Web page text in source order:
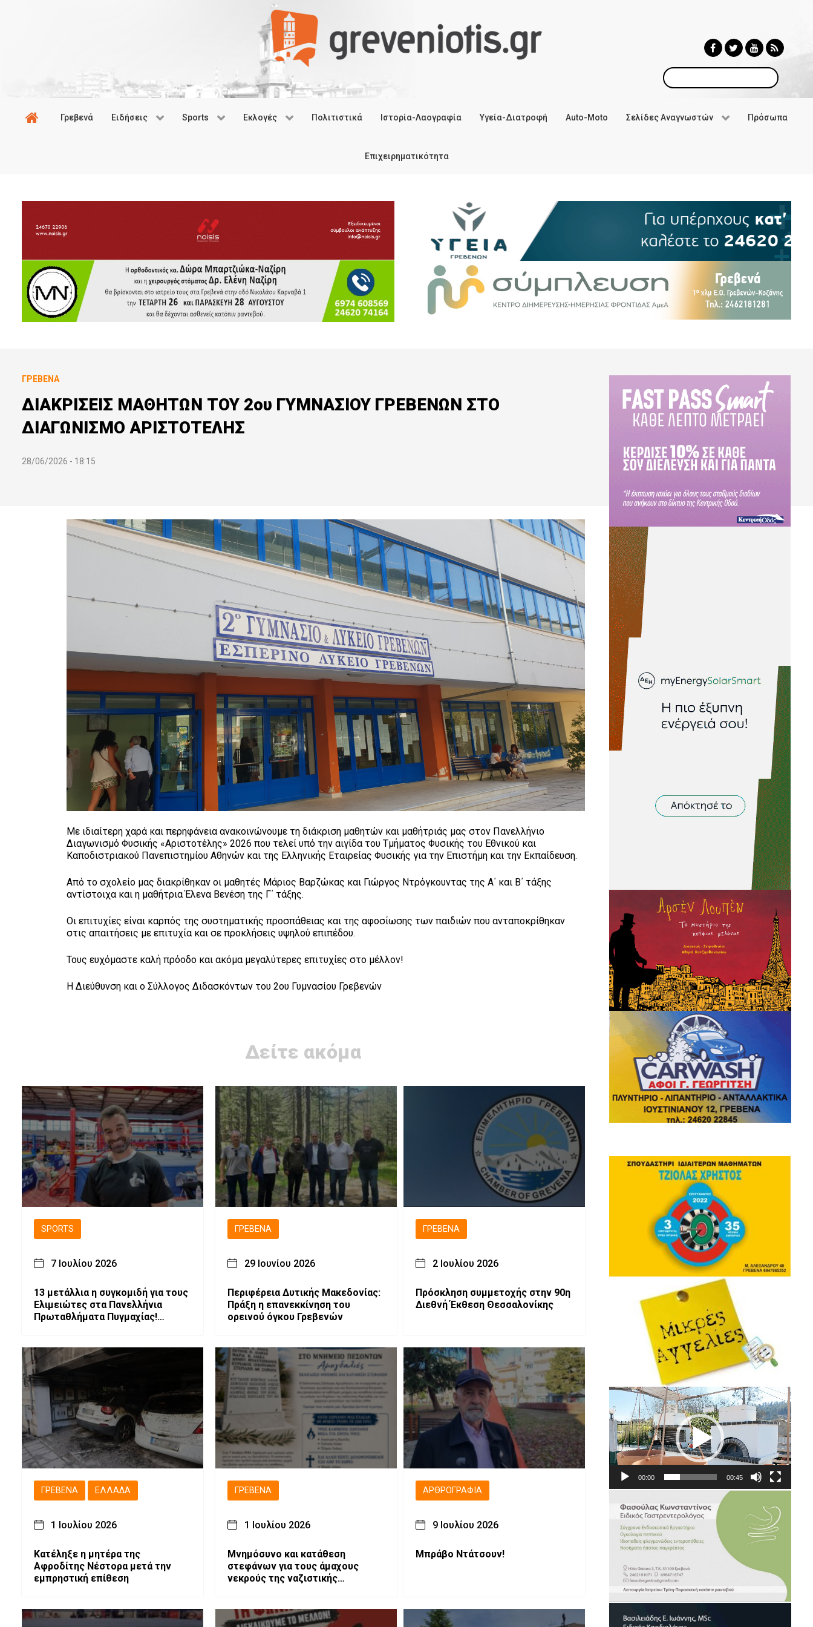
Αναζήτηση
Γρεβενά Ειδήσεις Sports Εκλογές Πολιτιστικά Ιστορία-Λαογραφία Υγεία-Διατροφή Auto-Moto Σελίδες Αναγνωστών Πρόσωπα
Επιχειρηματικότητα
ΓΡΕΒΕΝΆ
ΔΙΑΚΡΙΣΕΙΣ ΜΑΘΗΤΩΝ ΤΟΥ 2ου ΓΥΜΝΑΣΙΟΥ ΓΡΕΒΕΝΩΝ ΣΤΟ
ΔΙΑΓΩΝΙΣΜΟ ΑΡΙΣΤΟΤΕΛΗΣ
28/06/2026 - 18:15
Με ιδιαίτερη χαρά και περηφάνεια ανακοινώνουμε τη διάκριση μαθητών και μαθήτριάς μας στον Πανελλήνιο
Διαγωνισμό Φυσικής «Αριστοτέλης» 2026 που τελεί υπό την αιγίδα του Τμήματος Φυσικής του Εθνικού και
Καποδιστριακού Πανεπιστημίου Αθηνών και της Ελληνικής Εταιρείας Φυσικής για την Επιστήμη και την Εκπαίδευση.
Από το σχολείο μας διακρίθηκαν οι μαθητές Μάριος Βαρζώκας και Γιώργος Ντρόγκουντας της Α΄ και Β΄ τάξης
αντίστοιχα και η μαθήτρια Έλενα Βενέση της Γ΄ τάξης.
Οι επιτυχίες είναι καρπός της συστηματικής προσπάθειας και της αφοσίωσης των παιδιών που ανταποκρίθηκαν
στις απαιτήσεις με επιτυχία και σε προκλήσεις υψηλού επιπέδου.
Τους ευχόμαστε καλή πρόοδο και ακόμα μεγαλύτερες επιτυχίες στο μέλλον!
Η Διεύθυνση και ο Σύλλογος Διδασκόντων του 2ου Γυμνασίου Γρεβενών
Δείτε ακόμα
SPORTS
7 Ιουλίου 2026
13 μετάλλια η συγκομιδή για τους
Ελιμειώτες στα Πανελλήνια
Πρωταθλήματα Πυγμαχίας!
Παγκορασίδες!
ΓΡΕΒΕΝΆ
29 Ιουνίου 2026
Περιφέρεια Δυτικής Μακεδονίας:
Πράξη η επανεκκίνηση του
ορεινού όγκου Γρεβενών
ΓΡΕΒΕΝΆ
2 Ιουλίου 2026
Πρόσκληση συμμετοχής στην 90η
Διεθνή Έκθεση Θεσσαλονίκης
ΓΡΕΒΕΝΆ ΕΛΛΆΔΑ
1 Ιουλίου 2026
Κατέληξε η μητέρα της
Αφροδίτης Νέστορα μετά την
εμπρηστική επίθεση
ΓΡΕΒΕΝΆ
1 Ιουλίου 2026
Μνημόσυνο και κατάθεση
στεφάνων για τους άμαχους
νεκρούς της ναζιστικής
ΑΡΘΡΟΓΡΑΦΊΑ
9 Ιουλίου 2026
Μπράβο Ντάτσουν!
Πρόγραμμα
Αναπαραγωγής
Βίντεο
00:00 00:45